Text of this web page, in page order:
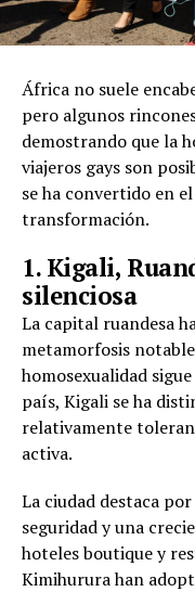
África no suele
pero algunos
demostrando que la
viajeros gays son
se ha convertido en
transformación.
1. Kigali,
silenciosa
La capital ruandesa
metamorfosis
homosexualidad
país, Kigali se ha
relativamente
activa.
La ciudad destaca
seguridad y una
hoteles boutique y
Kimihurura han